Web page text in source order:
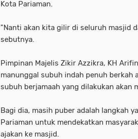
Kota Pariaman.
"Nanti akan kita gilir di seluruh masjid
sebutnya.
Pimpinan Majelis Zikir Azzikra, KH
manunggal subuh indah penuh berkah
subuh berjamaah yang dilakukan akan
Bagi dia, masih puber adalah langkah
Pariaman untuk mendekatkan
ajakan ke masjid.